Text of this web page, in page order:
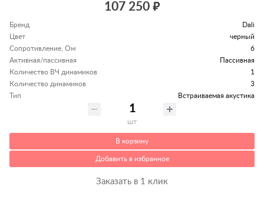
107 250 ₽
Бренд
Dali
Цвет
черный
Сопротивление, Ом
6
Активная/пассивная
Пассивная
Количество ВЧ динамиков
1
Количество динамиков
3
Тип
Встраиваемая акустика
шт
В корзину
Добавить в избранное
Заказать в 1 клик